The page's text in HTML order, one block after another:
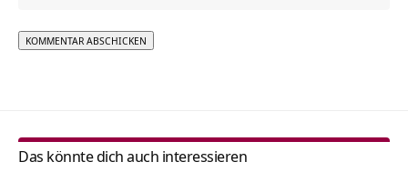
Das könnte dich auch interessieren